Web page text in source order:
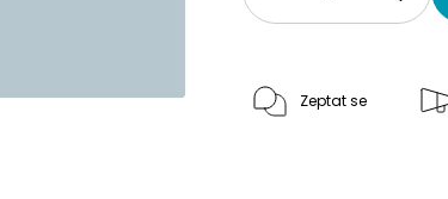
Zeptat se